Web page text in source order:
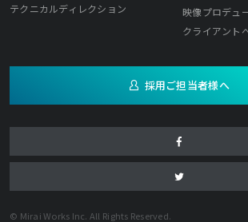
テクニカルディレクション
映像プロデュ
クライアント
採用ご担当者様へ
© Mirai Works Inc. All Rights Reserved.